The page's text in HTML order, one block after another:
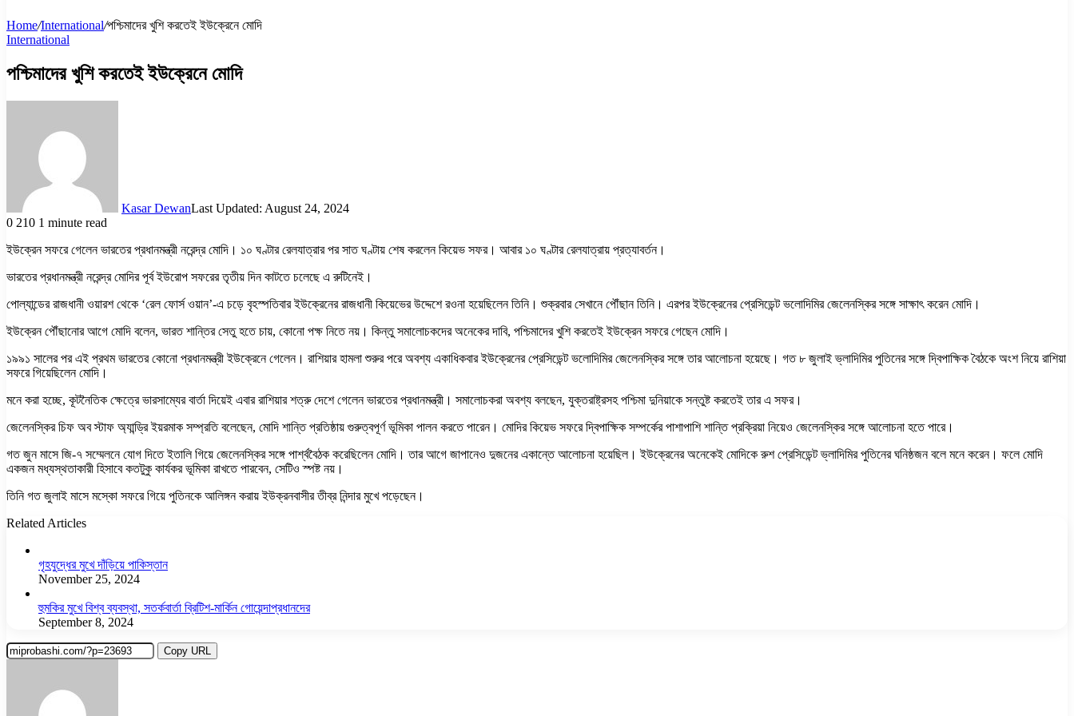
Home/International/পশ্চিমাদের খুশি করতেই ইউক্রেনে মোদি
International
পশ্চিমাদের খুশি করতেই ইউক্রেনে মোদি
Kasar DewanLast Updated: August 24, 2024
0 210 1 minute read
ইউক্রেন সফরে গেলেন ভারতের প্রধানমন্ত্রী নরেন্দ্র মোদি। ১০ ঘণ্টার রেলযাত্রার পর সাত ঘণ্টায় শেষ করলেন কিয়েভ সফর। আবার ১০ ঘণ্টার রেলযাত্রায় প্রত্যাবর্তন।
ভারতের প্রধানমন্ত্রী নরেন্দ্র মোদির পূর্ব ইউরোপ সফরের তৃতীয় দিন কাটতে চলেছে এ রুটিনেই।
পোল্যান্ডের রাজধানী ওয়ারশ থেকে ‘রেল ফোর্স ওয়ান’-এ চড়ে বৃহস্পতিবার ইউক্রেনের রাজধানী কিয়েভের উদ্দেশে রওনা হয়েছিলেন তিনি। শুক্রবার সেখানে পৌঁছান তিনি। এরপর ইউক্রেনের প্রেসিডেন্ট ভলোদিমির জেলেনস্কির সঙ্গে সাক্ষাৎ করেন মোদি।
ইউক্রেন পৌঁছানোর আগে মোদি বলেন, ভারত শান্তির সেতু হতে চায়, কোনো পক্ষ নিতে নয়। কিন্তু সমালোচকদের অনেকের দাবি, পশ্চিমাদের খুশি করতেই ইউক্রেন সফরে গেছেন মোদি।
১৯৯১ সালের পর এই প্রথম ভারতের কোনো প্রধানমন্ত্রী ইউক্রেনে গেলেন। রাশিয়ার হামলা শুরুর পরে অবশ্য একাধিকবার ইউক্রেনের প্রেসিডেন্ট ভলোদিমির জেলেনস্কির সঙ্গে তার আলোচনা হয়েছে। গত ৮ জুলাই ভ্লাদিমির পুতিনের সঙ্গে দ্বিপাক্ষিক বৈঠকে অংশ নিয়ে রাশিয়া
সফরে গিয়েছিলেন মোদি।
মনে করা হচ্ছে, কূটনৈতিক ক্ষেত্রে ভারসাম্যের বার্তা দিয়েই এবার রাশিয়ার শত্রু দেশে গেলেন ভারতের প্রধানমন্ত্রী। সমালোচকরা অবশ্য বলছেন, যুক্তরাষ্ট্রসহ পশ্চিমা দুনিয়াকে সন্তুষ্ট করতেই তার এ সফর।
জেলেনস্কির চিফ অব স্টাফ অ্যান্ড্রি ইয়রমাক সম্প্রতি বলেছেন, মোদি শান্তি প্রতিষ্ঠায় গুরুত্বপূর্ণ ভূমিকা পালন করতে পারেন। মোদির কিয়েভ সফরে দ্বিপাক্ষিক সম্পর্কের পাশাপাশি শান্তি প্রক্রিয়া নিয়েও জেলেনস্কির সঙ্গে আলোচনা হতে পারে।
গত জুন মাসে জি-৭ সম্মেলনে যোগ দিতে ইতালি গিয়ে জেলেনস্কির সঙ্গে পার্শ্ববৈঠক করেছিলেন মোদি। তার আগে জাপানেও দুজনের একান্তে আলোচনা হয়েছিল। ইউক্রেনের অনেকেই মোদিকে রুশ প্রেসিডেন্ট ভ্লাদিমির পুতিনের ঘনিষ্ঠজন বলে মনে করেন। ফলে মোদি
একজন মধ্যস্থতাকারী হিসাবে কতটুকু কার্যকর ভূমিকা রাখতে পারবেন, সেটিও স্পষ্ট নয়।
তিনি গত জুলাই মাসে মস্কো সফরে গিয়ে পুতিনকে আলিঙ্গন করায় ইউক্রনবাসীর তীব্র নিন্দার মুখে পড়েছেন।
Related Articles
গৃহযুদ্ধের মুখে দাঁড়িয়ে পাকিস্তান
November 25, 2024
হুমকির মুখে বিশ্ব ব্যবস্থা, সতর্কবার্তা ব্রিটিশ-মার্কিন গোয়েন্দাপ্রধানদের
September 8, 2024
Copy URL